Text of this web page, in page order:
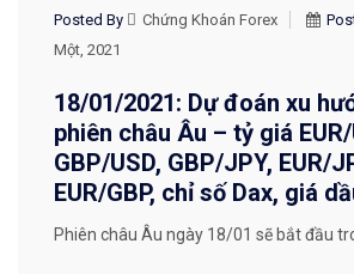
CHIẾN LƯỢC GIAO DỊCH
Posted By Chứng Khoán Forex
Một, 2021
18/01/2021: Dự đoán xu
phiên châu Âu – tỷ giá EUR/
GBP/USD, GBP/JPY, EUR/
EUR/GBP, chỉ số Dax, giá
Phiên châu Âu ngày 18/01 sẽ bắt đầu